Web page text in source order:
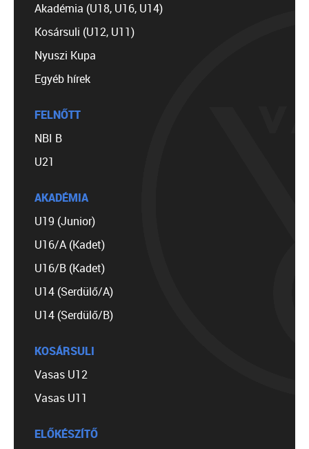
Akadémia (U18, U16, U14)
Kosársuli (U12, U11)
Nyuszi Kupa
Egyéb hírek
FELNŐTT
NBI B
U21
AKADÉMIA
U19 (Junior)
U16/A (Kadet)
U16/B (Kadet)
U14 (Serdülő/A)
U14 (Serdülő/B)
KOSÁRSULI
Vasas U12
Vasas U11
ELŐKÉSZÍTŐ